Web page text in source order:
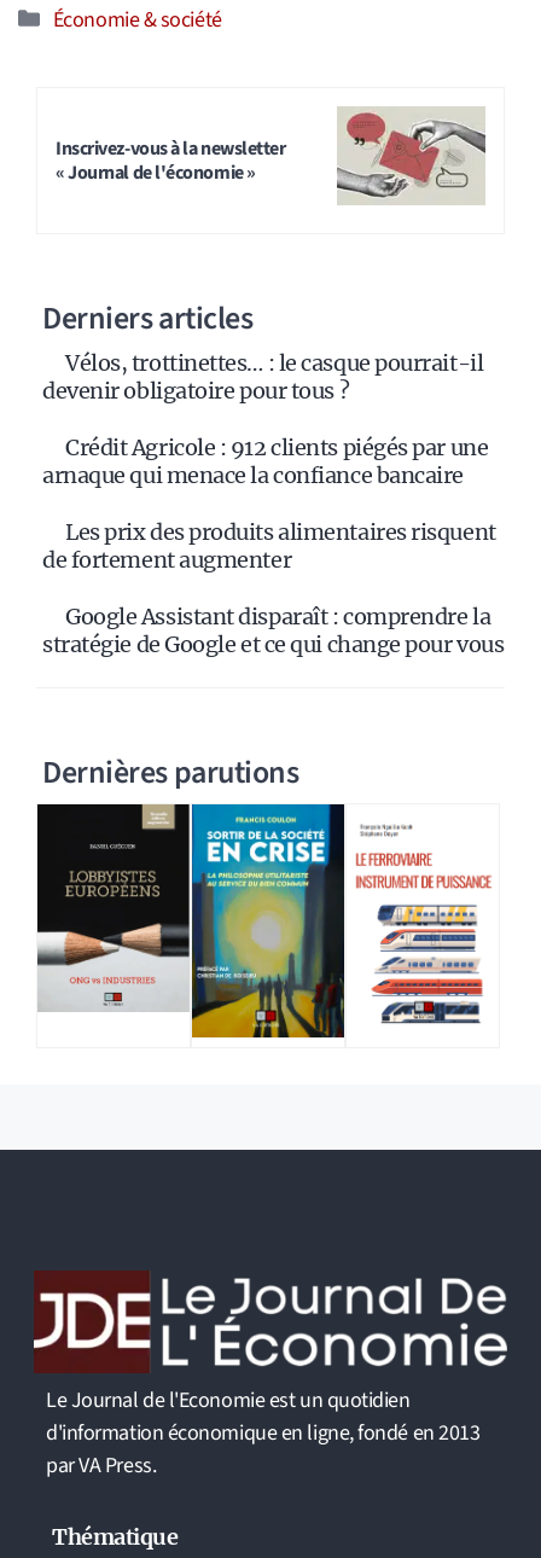
Catégories
Économie & société
Inscrivez-vous à la newsletter
« Journal de l'économie »
Derniers articles
Vélos, trottinettes… : le casque pourrait-il
devenir obligatoire pour tous ?
Crédit Agricole : 912 clients piégés par une
arnaque qui menace la confiance bancaire
Les prix des produits alimentaires risquent
de fortement augmenter
Google Assistant disparaît : comprendre la
stratégie de Google et ce qui change pour vous
Dernières parutions
Le Journal de l'Economie est un quotidien
d'information économique en ligne, fondé en 2013
par VA Press.
Thématique